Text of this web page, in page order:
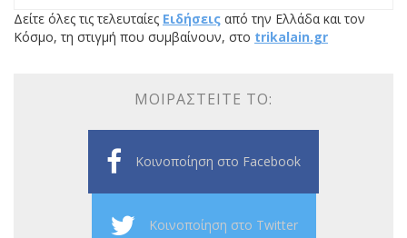
Δείτε όλες τις τελευταίες Ειδήσεις από την Ελλάδα και τον
Κόσμο, τη στιγμή που συμβαίνουν, στο trikalain.gr
ΜΟΙΡΑΣΤΕΊΤΕ ΤΟ:
Κοινοποίηση στο Facebook
Κοινοποίηση στο Twitter